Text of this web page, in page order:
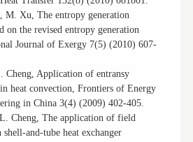
M. Xu, The entropy generation
on the revised entropy generation
Journal of Exergy 7(5) (2010) 607-
Cheng, Application of entransy
heat convection, Frontiers of Energy
in China 3(4) (2009) 402-405.
Cheng, The application of field
and-tube heat exchanger